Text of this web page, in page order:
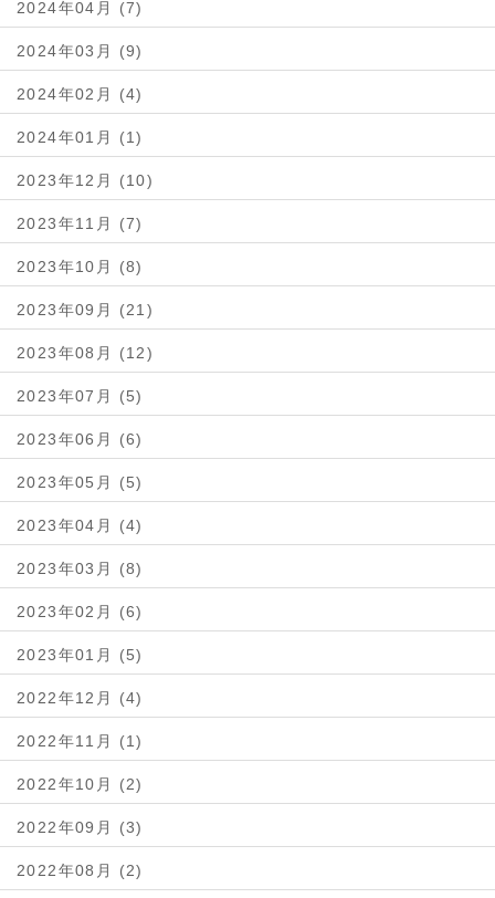
2024年04月 (7)
2024年03月 (9)
2024年02月 (4)
2024年01月 (1)
2023年12月 (10)
2023年11月 (7)
2023年10月 (8)
2023年09月 (21)
2023年08月 (12)
2023年07月 (5)
2023年06月 (6)
2023年05月 (5)
2023年04月 (4)
2023年03月 (8)
2023年02月 (6)
2023年01月 (5)
2022年12月 (4)
2022年11月 (1)
2022年10月 (2)
2022年09月 (3)
2022年08月 (2)